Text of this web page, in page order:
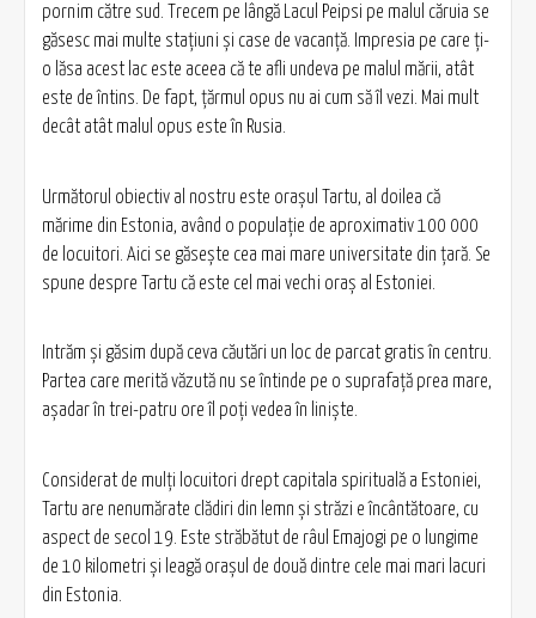
pornim către sud. Trecem pe lângă Lacul Peipsi pe malul căruia se
găsesc mai multe staţiuni şi case de vacanţă. Impresia pe care ţi-
o lăsa acest lac este aceea că te afli undeva pe malul mării, atât
este de întins. De fapt, ţărmul opus nu ai cum să îl vezi. Mai mult
decât atât malul opus este în Rusia.
Următorul obiectiv al nostru este oraşul Tartu, al doilea că
mărime din Estonia, având o populaţie de aproximativ 100 000
de locuitori. Aici se găseşte cea mai mare universitate din ţară. Se
spune despre Tartu că este cel mai vechi oraş al Estoniei.
Intrăm şi găsim după ceva căutări un loc de parcat gratis în centru.
Partea care merită văzută nu se întinde pe o suprafaţă prea mare,
aşadar în trei-patru ore îl poţi vedea în linişte.
Considerat de mulţi locuitori drept capitala spirituală a Estoniei,
Tartu are nenumărate clădiri din lemn şi străzi e încântătoare, cu
aspect de secol 19. Este străbătut de râul Emajogi pe o lungime
de 10 kilometri şi leagă oraşul de două dintre cele mai mari lacuri
din Estonia.